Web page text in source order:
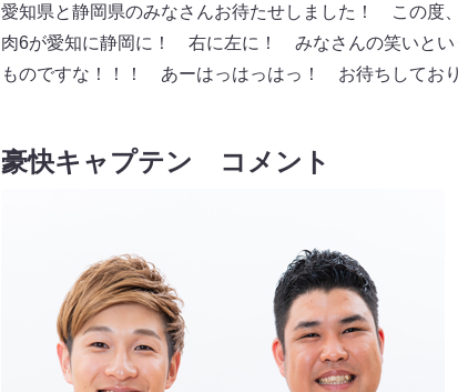
愛知県と静岡県のみなさんお待たせしました！ この度
肉6が愛知に静岡に！ 右に左に！ みなさんの笑いとい
ものですな！！！ あーはっはっはっ！ お待ちしており
豪快キャプテン コメント